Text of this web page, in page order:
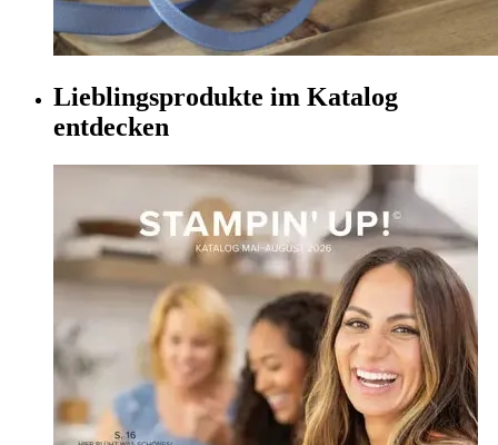
Lieblingsprodukte im Katalog
entdecken